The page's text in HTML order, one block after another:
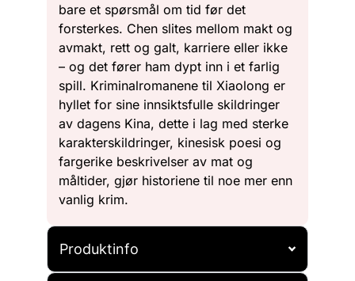
bare et spørsmål om tid før det
forsterkes. Chen slites mellom makt og
avmakt, rett og galt, karriere eller ikke
– og det fører ham dypt inn i et farlig
spill. Kriminalromanene til Xiaolong er
hyllet for sine innsiktsfulle skildringer
av dagens Kina, dette i lag med sterke
karakterskildringer, kinesisk poesi og
fargerike beskrivelser av mat og
måltider, gjør historiene til noe mer enn
vanlig krim.
Produktinfo